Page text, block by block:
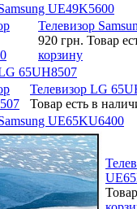
UE49K5600
Телевизор
920 грн. Товар
корзину
65UH8507
Телевизор LG
Товар есть в
UE65KU6400